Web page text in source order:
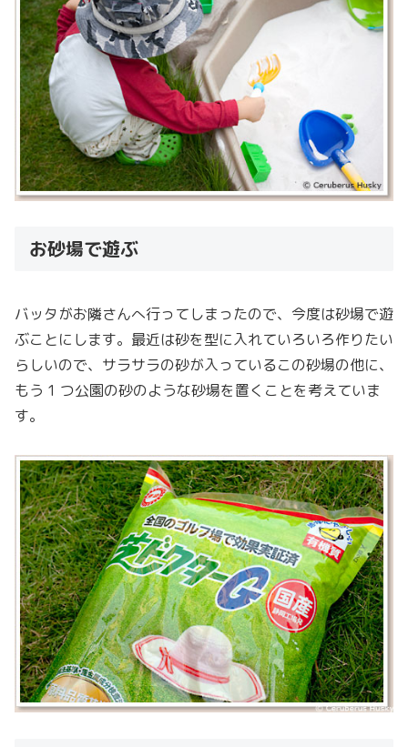
お砂場で遊ぶ
バッタがお隣さんへ行ってしまったので、今度は砂場で遊
ぶことにします。最近は砂を型に入れていろいろ作りたい
らしいので、サラサラの砂が入っているこの砂場の他に、
もう 1 つ公園の砂のような砂場を置くことを考えていま
す。